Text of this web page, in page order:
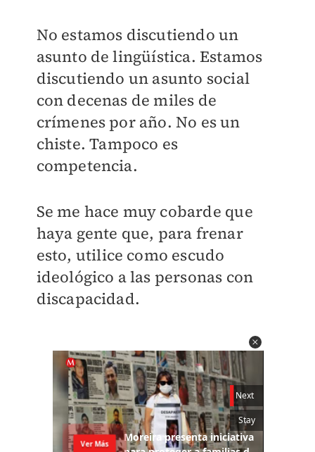
No estamos discutiendo un
asunto de lingüística. Estamos
discutiendo un asunto social
con decenas de miles de
crímenes por año. No es un
chiste. Tampoco es
competencia.
Se me hace muy cobarde que
haya gente que, para frenar
esto, utilice como escudo
ideológico a las personas con
discapacidad.